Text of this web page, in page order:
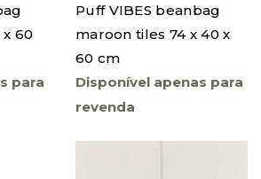
60
para
Puff VIBES beanbag
maroon tiles 74 x 40 x
60 cm
Disponível apenas para
revenda